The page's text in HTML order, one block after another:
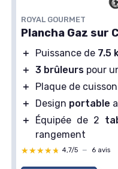
ROYAL GOURMET
Plancha Gaz sur
＋ Puissance de 7.5
＋ 3 brûleurs pour
＋
Plaque de cuisson
＋
Design portable
＋
Équipée de 2
rangement
★★★★★
★★★★★ 4,7/5 — 6 avis